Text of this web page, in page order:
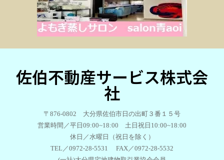
佐伯不動産サービス株式会
社
〒876-0802 大分県佐伯市日の出町３番１５号
営業時間／平日09:00~18:00 土日祝日10:00~18:00
休日／水曜日（祝日を除く）
TEL／0972-28-5531 FAX／0972-28-5532